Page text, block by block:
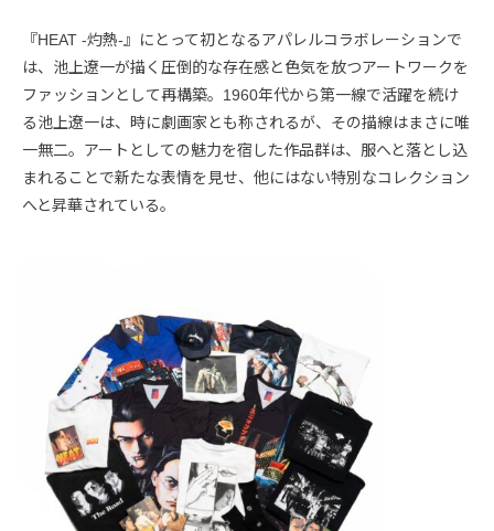
『HEAT -灼熱-』にとって初となるアパレルコラボレーションで
は、池上遼一が描く圧倒的な存在感と色気を放つアートワークを
ファッションとして再構築。1960年代から第一線で活躍を続け
る池上遼一は、時に劇画家とも称されるが、その描線はまさに唯
一無二。アートとしての魅力を宿した作品群は、服へと落とし込
まれることで新たな表情を見せ、他にはない特別なコレクション
へと昇華されている。